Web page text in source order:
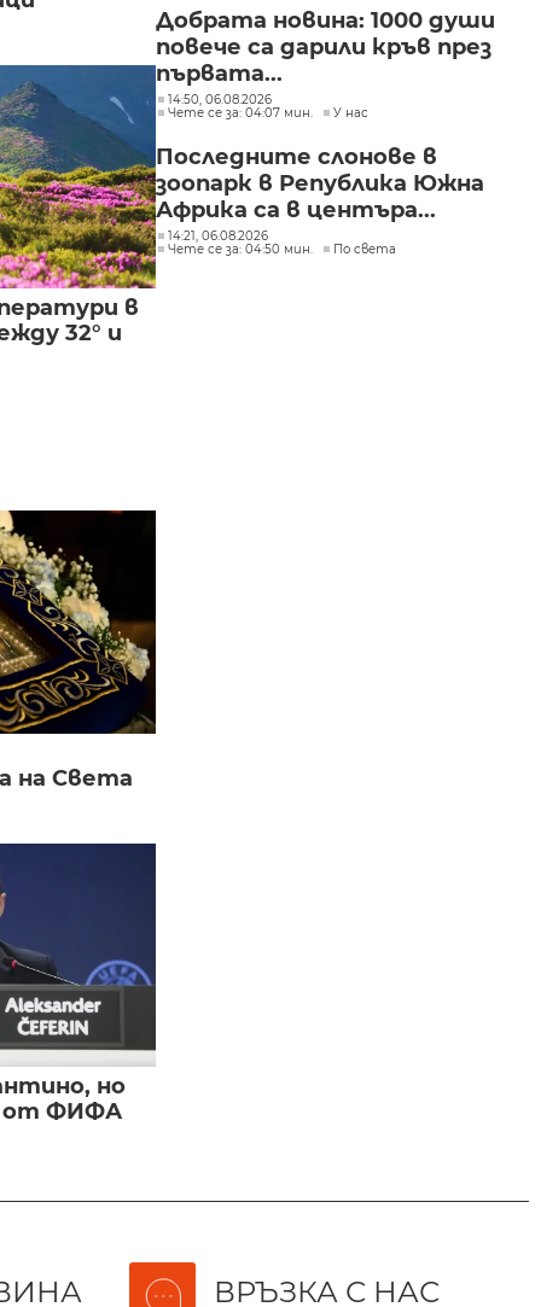
в
32° и
на Света
но
от ФИФА
Добрата новина: 1000 души
повече са дарили кръв през
първата...
14:50, 06.08.2026
Чете се за: 04:07 мин.
У нас
Последните слонове в
зоопарк в Република Южна
Африка са в центъра...
14:21, 06.08.2026
Чете се за: 04:50 мин.
По света
ВРЪЗКА С НАС